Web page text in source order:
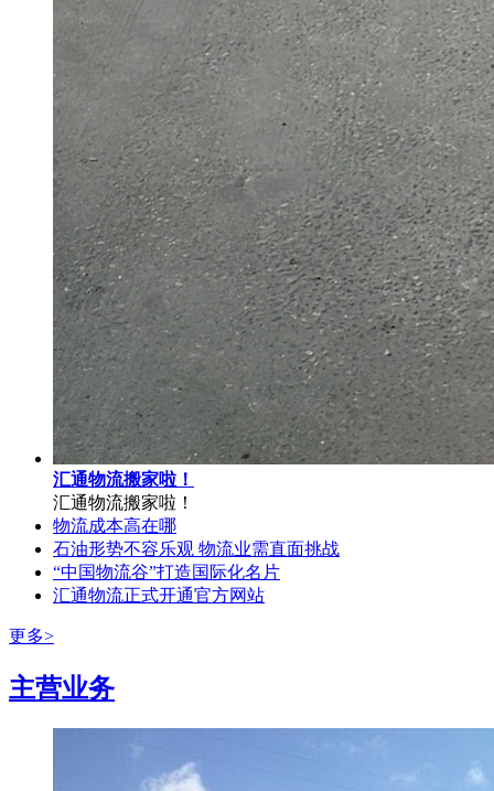
汇通物流搬家啦！
汇通物流搬家啦！
物流成本高在哪
石油形势不容乐观 物流业需直面挑战
“中国物流谷”打造国际化名片
汇通物流正式开通官方网站
更多>
主营业务